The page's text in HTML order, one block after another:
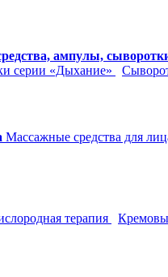
ампулы,
серии «Дыхание»
Массажные средства для
терапия